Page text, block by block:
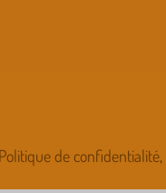
Politique de confidentialité,